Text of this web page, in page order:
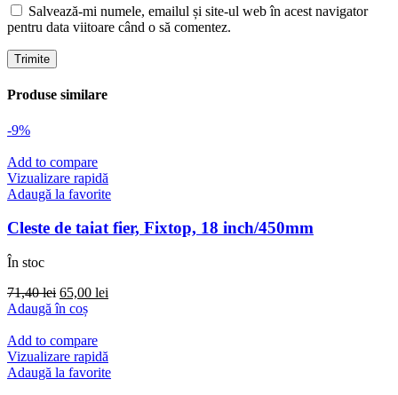
Salvează-mi numele, emailul și site-ul web în acest navigator
pentru data viitoare când o să comentez.
Produse similare
-9%
Add to compare
Vizualizare rapidă
Adaugă la favorite
Cleste de taiat fier, Fixtop, 18 inch/450mm
În stoc
71,40lei Prețul
inițial
fost:
71,40 lei.
65,00 lei
Adaugă în coș
Add to compare
Vizualizare rapidă
Adaugă la favorite